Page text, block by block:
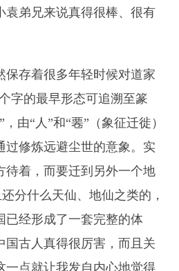
袁弟兄来说真得很棒、很有
保存着很多年轻时候对道家
字的最早形态可追溯至篆
由“人”和“䙴”（象征迁徙）
过修炼远避尘世的意象。实
待着，而要迁到另外一个地
分什么天仙、地仙之类的，
已经形成了一套完整的体
国古人真得很厉害，而且关
一点就让我发自内心地觉得